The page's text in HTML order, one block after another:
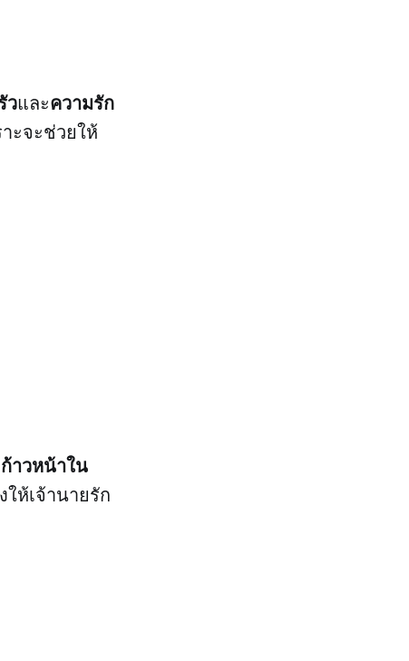
วและความรัก
ะจะช่วยให้
ก้าวหน้าใน
ห้เจ้านายรัก